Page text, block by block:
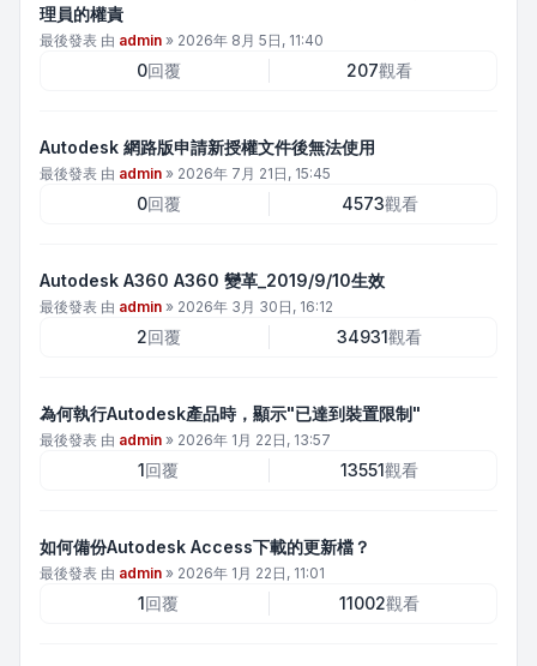
理員的權責
最後發表 由 admin » 2026年 8月 5日, 11:40
0回覆 207觀看
Autodesk 網路版申請新授權文件後無法使用
最後發表 由 admin » 2026年 7月 21日, 15:45
0回覆 4573觀看
Autodesk A360 A360 變革_2019/9/10生效
最後發表 由 admin » 2026年 3月 30日, 16:12
2回覆 34931觀看
為何執行Autodesk產品時，顯示"已達到裝置限制"
最後發表 由 admin » 2026年 1月 22日, 13:57
1回覆 13551觀看
如何備份Autodesk Access下載的更新檔？
最後發表 由 admin » 2026年 1月 22日, 11:01
1回覆 11002觀看